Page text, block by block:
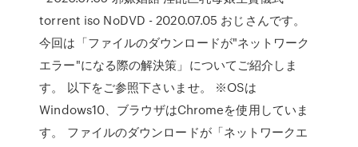
torrent iso NoDVD - 2020.07.05 おじさんです。
今回は「ファイルのダウンロードが"ネットワーク
エラー"になる際の解決策」についてご紹介しま
す。 以下をご参照下さいませ。 ※OSは
Windows10、ブラウザはChromeを使用していま
す。 ファイルのダウンロードが「ネットワークエ